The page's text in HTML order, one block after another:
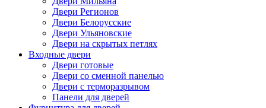
Двери Регионов
Двери Белорусские
Двери Ульяновские
Двери на скрытых петлях
Входные двери
Двери готовые
Двери со сменной панелью
Двери с терморазрывом
Панели для дверей